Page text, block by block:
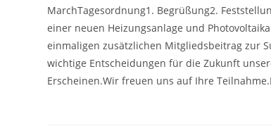
MarchTagesordnung1. Begrüßung2.
einer neuen Heizungsanlage und
einmaligen zusätzlichen Mitgliedsbeitrag zur
wichtige Entscheidungen für die Zukunft
Erscheinen.Wir freuen uns auf Ihre